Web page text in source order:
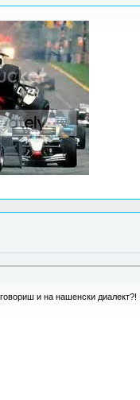
и на нашенски диалект?!